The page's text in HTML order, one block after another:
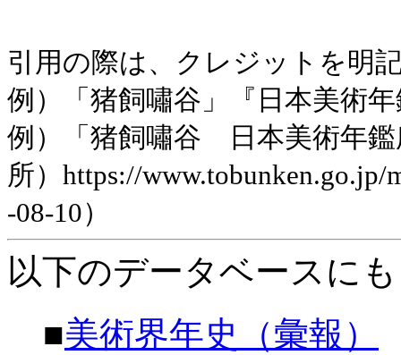
引用の際は、クレジットを明
例）「猪飼嘯谷」『日本美術
例）「猪飼嘯谷 日本美術年鑑
所）https://
-08-10）
以下のデータベースに
■美術界年史（彙報）